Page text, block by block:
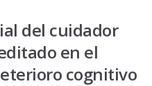
del cuidador
en el
cognitivo